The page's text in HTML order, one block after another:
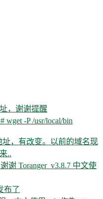
，谢谢提醒
wget -P /usr/local/bin
址，有改变。以前的域名现
..
谢 Toranger_v3.8.7 中文使
布了